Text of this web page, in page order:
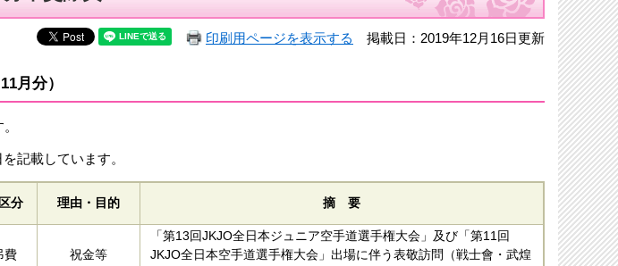
印刷用ページを表示する 掲載日：2019年12月16日更新
月分）
記載しています。
分 理由・目的 摘 要
費 祝金等
「第13回JKJO全日本ジュニア空手道選手権大会」及び「第11回
JKJO全日本空手道選手権大会」出場に伴う表敬訪問（戦士會・武煌